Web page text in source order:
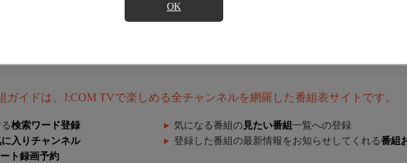
OK
ガイドは、J:COM TVで楽しめる全チャンネルを網羅した番組表サイトです。
る検索ワード登録 気になる番組の 見たい番組 一覧への登録
に入りチャンネル 登録した番組の最新情報をお知らせしてくれる番組
ト録画予約